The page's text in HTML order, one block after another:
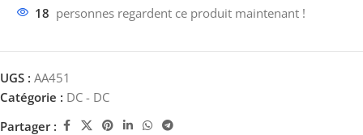
18 personnes regardent ce produit maintenant !
UGS : AA451
Catégorie : DC - DC
Partager :